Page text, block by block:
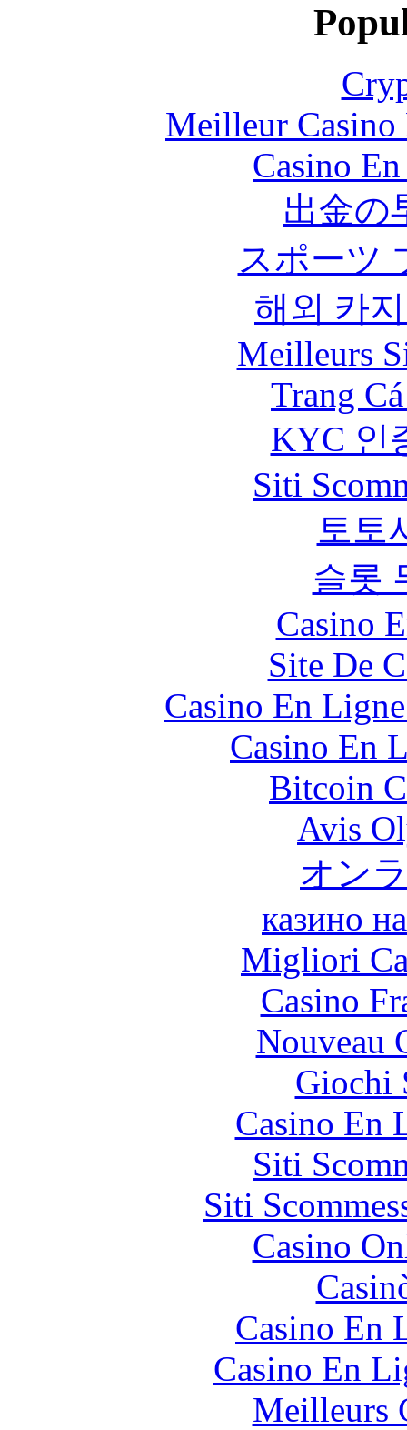
Meilleur
Casino
出金の
スポーツ
해외 카
Meilleurs
Trang
KYC 인
Siti
토토
슬롯
Casino
Site De
Casino En
Casino En
Bitcoin
Avis
オン
казино
Migliori
Casino
Nouveau
Giochi
Casino En
Siti
Siti
Casino
Casino En
Casino En
Meilleurs